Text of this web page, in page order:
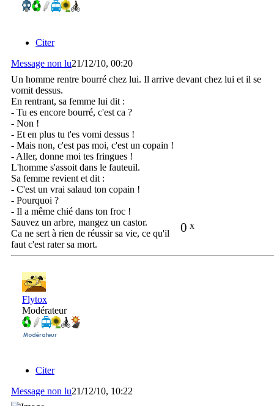
Citer
Message non lu21/12/10, 00:20
Un homme rentre bourré chez lui. Il arrive devant chez lui et il se
vomit dessus.
En rentrant, sa femme lui dit :
- Tu es encore bourré, c'est ca ?
- Non !
- Et en plus tu t'es vomi dessus !
- Mais non, c'est pas moi, c'est un copain !
- Aller, donne moi tes fringues !
L'homme s'assoit dans le fauteuil.
Sa femme revient et dit :
- C'est un vrai salaud ton copain !
- Pourquoi ?
- Il a même chié dans ton froc !
0 x
Sauvez un arbre, mangez un castor.
Ca ne sert à rien de réussir sa vie, ce qu'il
faut c'est rater sa mort.
Flytox
Modérateur
Citer
Message non lu21/12/10, 10:22